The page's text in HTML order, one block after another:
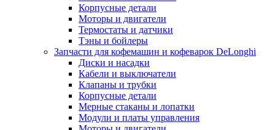
Корпусные детали
Моторы и двигатели
Термостаты и датчики
Тэны и бойлеры
Запчасти для кофемашин и кофеварок DeLonghi
Диски и насадки
Кабели и выключатели
Клапаны и трубки
Корпусные детали
Мерные стаканы и лопатки
Модули и платы управления